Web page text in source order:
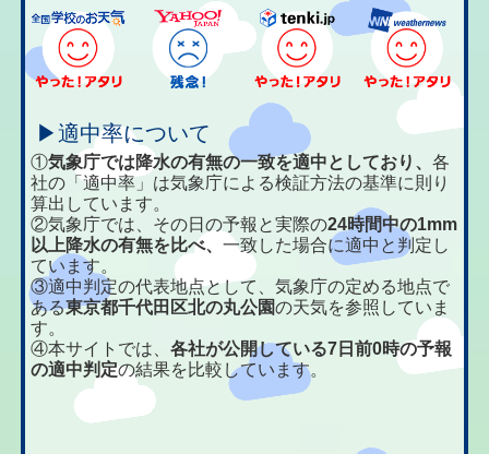
▶適中率について
①気象庁では降水の有無の一致を適中としており、各
社の「適中率」は気象庁による検証方法の基準に則り
算出しています。
②気象庁では、その日の予報と実際の24時間中の1mm
以上降水の有無を比べ、一致した場合に適中と判定し
ています。
③適中判定の代表地点として、気象庁の定める地点で
ある東京都千代田区北の丸公園の天気を参照していま
す。
④本サイトでは、各社が公開している7日前0時の予報
の適中判定の結果を比較しています。